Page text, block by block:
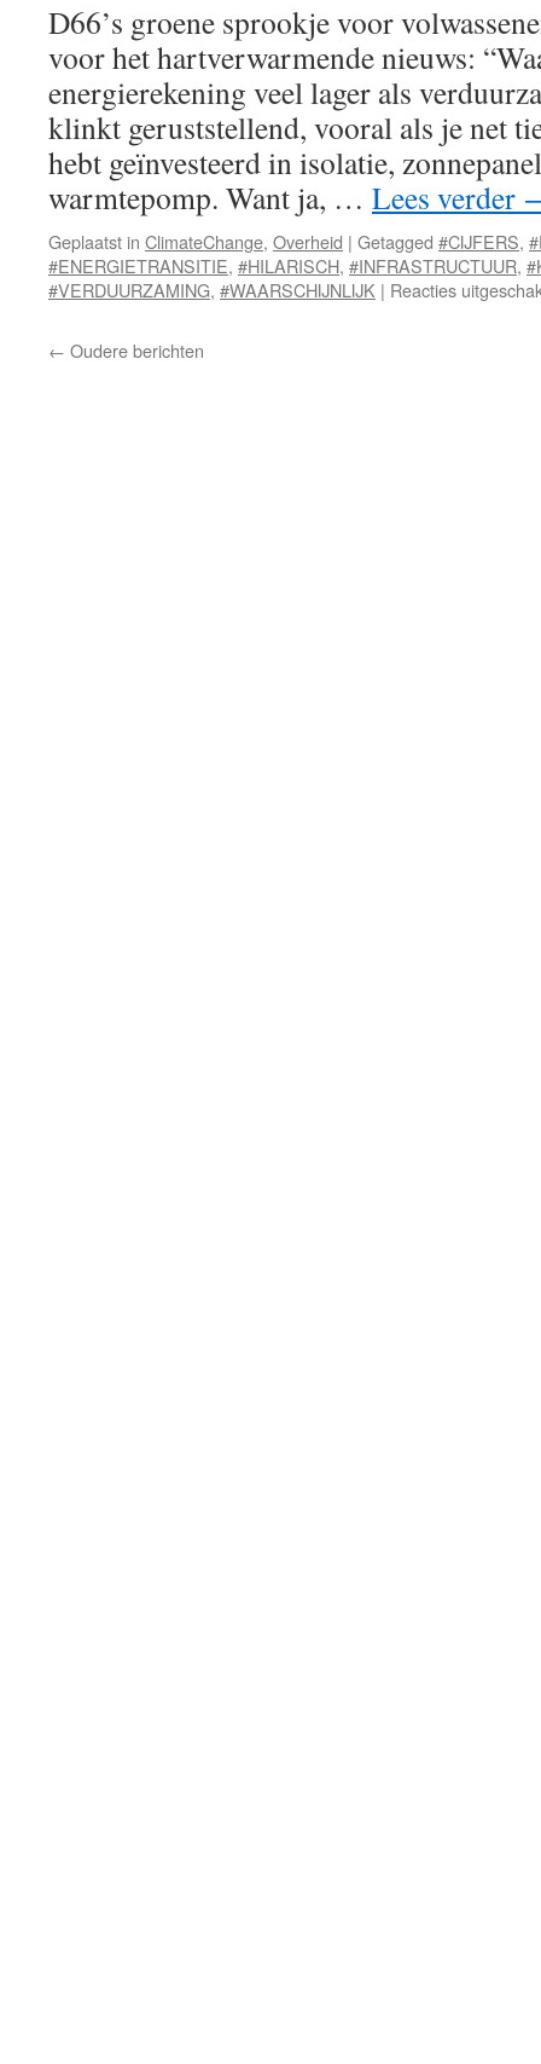
D66’s groene sprookje voor
voor het hartverwarmende nieuws:
energierekening veel lager als
klinkt geruststellend, vooral als je net
hebt geïnvesteerd in isolatie,
warmtepomp. Want ja, … Lees verder
Geplaatst in ClimateChange, Overheid | Getagged #CIJFERS,
#ENERGIETRANSITIE, #HILARISCH, #INFRASTRUCTUUR,
#VERDUURZAMING, #WAARSCHIJNLIJK | Reacties
← Oudere berichten